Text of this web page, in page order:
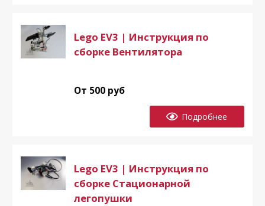
Lego EV3 | Инструкция по
сборке Вентилятора
От 500 руб
Подробнее
Lego EV3 | Инструкция по
сборке Стационарной
легопушки